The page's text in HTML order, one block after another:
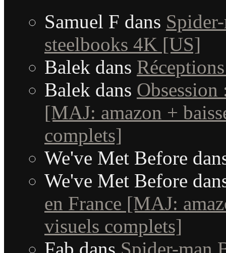
Samuel F dans
steelbooks 4K [US]
Balek dans
Balek dans Obsession
[MAJ: amazon +
complets]
We've Met Before
We've Met Before
en France [MAJ:
visuels complets]
Fab dans Spider-man